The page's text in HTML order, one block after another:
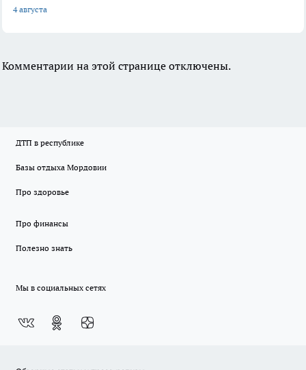
4 августа
Комментарии на этой странице отключены.
ДТП в республике
Базы отдыха Мордовии
Про здоровье
Про финансы
Полезно знать
Мы в социальных сетях